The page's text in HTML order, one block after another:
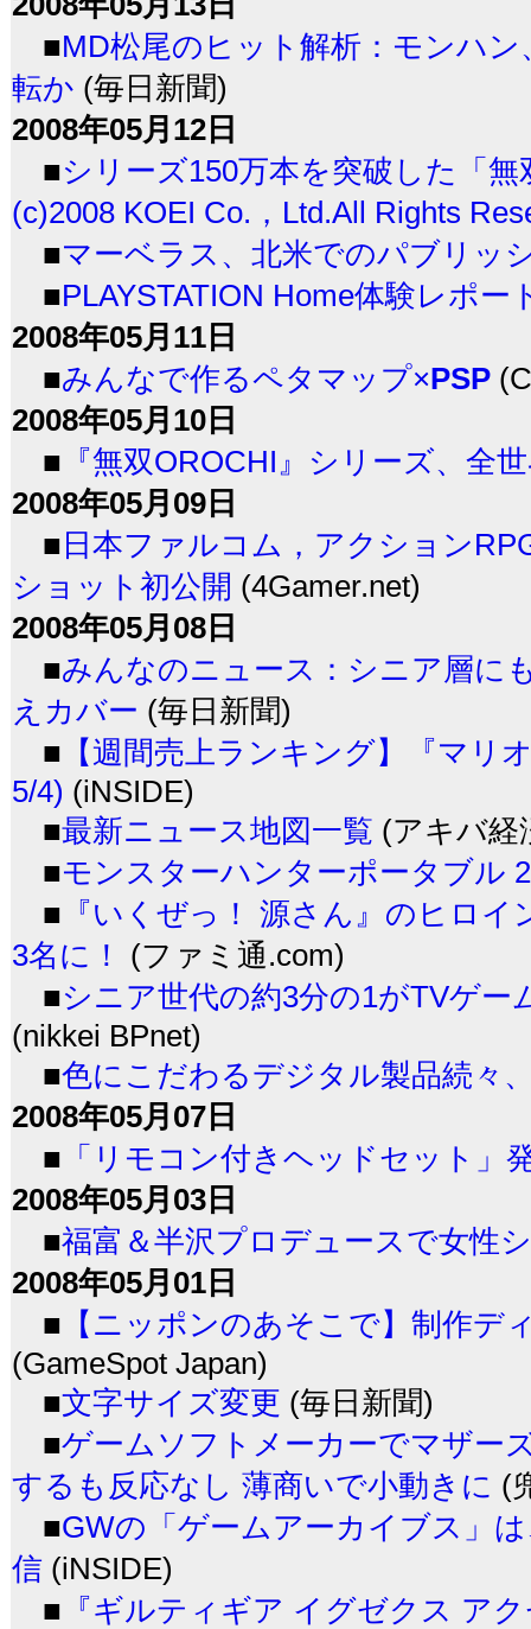
■MD松尾のヒット解析：モンハ
転か (毎日新聞)
2008年05月12日
■シリーズ150万本を突破した「
(c)2008 KOEI Co.，Ltd.All Rights
■マーベラス、北米でのパブリッ
■PLAYSTATION Home体験レポー
2008年05月11日
■みんなで作るペタマップ×PSP
2008年05月10日
■ 『無双OROCHI』シリーズ、全
2008年05月09日
■日本ファルコム，アクション
ショット初公開 (4Gamer.net)
2008年05月08日
■みんなのニュース：シニア層に
えカバー (毎日新聞)
■ 【週間売上ランキング】『マリ
5/4) (iNSIDE)
■最新ニュース地図一覧 (アキバ経
■モンスターハンターポータブル
■ 『いくぜっ！ 源さん』のヒロ
3名に！
(ファミ通.com)
■シニア世代の約3分の1がTVゲ
(nikkei BPnet)
■色にこだわるデジタル製品続々
2008年05月07日
■ 「リモコン付きヘッドセット」
2008年05月03日
■福富＆半沢プロデュースで女性
2008年05月01日
■ 【ニッポンのあそこで】制作デ
(GameSpot Japan)
■文字サイズ変更 (毎日新聞)
■ゲームソフトメーカーでマザー
するも反応なし 薄商いで小動きに (
■GWの「ゲームアーカイブス」
信 (iNSIDE)
■ 『ギルティギア イグゼクス ア